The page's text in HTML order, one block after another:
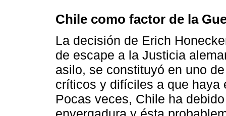
Chile como factor de la
La decisión de Erich
de escape a la Justicia
asilo, se constituyó en uno
críticos y difíciles a que haya
Pocas veces, Chile ha